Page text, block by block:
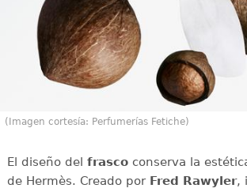
(Imagen cortesía: Perfumerías Fetiche)
El diseño del frascoconserva la
de Hermès. Creado por Fred Rawyler,